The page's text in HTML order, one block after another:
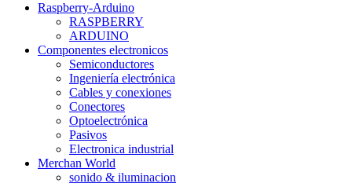
Raspberry-Arduino
RASPBERRY
ARDUINO
Componentes electronicos
Semiconductores
Ingeniería electrónica
Cables y conexiones
Conectores
Optoelectrónica
Pasivos
Electronica industrial
Merchan World
sonido & iluminacion